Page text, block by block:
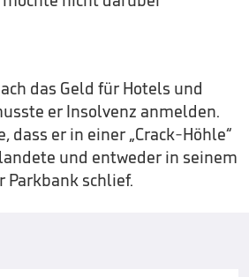
das Geld für Hotels und
er Insolvenz anmelden.
dass er in einer „Crack-Höhle“
und entweder in seinem
Parkbank schlief.